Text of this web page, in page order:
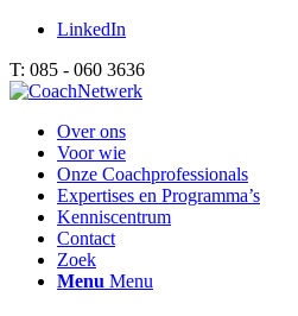
LinkedIn
T: 085 - 060 3636
Over ons
Voor wie
Onze Coachprofessionals
Expertises en Programma’s
Kenniscentrum
Contact
Zoek
Menu Menu